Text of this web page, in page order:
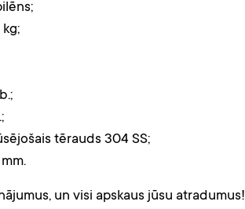
tērauds 304 SS;
un visi apskaus jūsu atradumus!